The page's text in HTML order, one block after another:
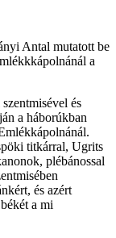
Antal mutatott be
a
és
a háborúkban
titkárral, Ugrits
plébánossal
és azért
a mi